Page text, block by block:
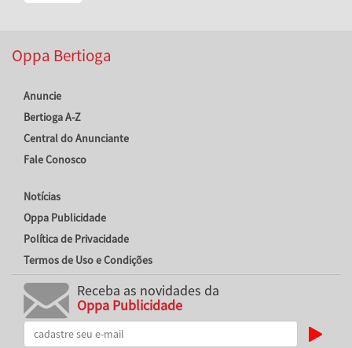
Oppa Bertioga
Anuncie
Bertioga A-Z
Central do Anunciante
Fale Conosco
Notícias
Oppa Publicidade
Política de Privacidade
Termos de Uso e Condições
Receba as novidades da
Oppa Publicidade